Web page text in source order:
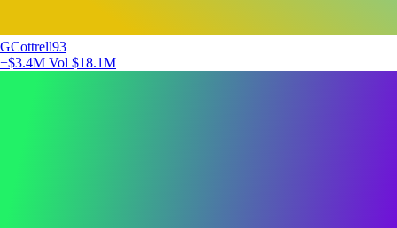
GCottrell93
+$3.4M Vol $18.1M